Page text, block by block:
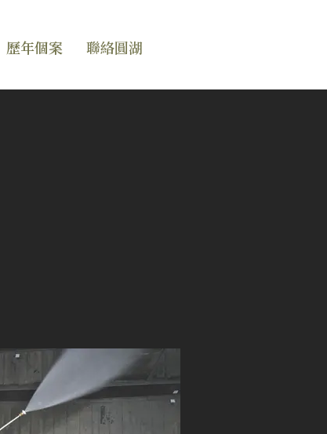
歷年個案 聯絡圓湖